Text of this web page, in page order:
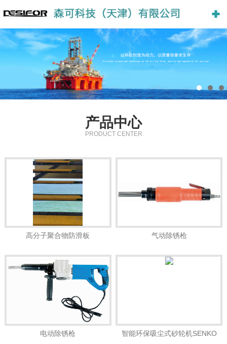
产品中心
PRODUCT CENTER
高分子聚合物防滑板 气动除锈枪
电动除锈枪
智能环保吸尘式砂轮机SENKO